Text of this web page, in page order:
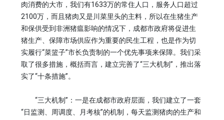
肉消费的大市，我们有1633万的常住人口，服务人口超过
2100万，而且猪肉又是川菜里头的主料，所以在生猪生产
和保供受到非洲猪瘟影响的情况下，成都市政府将促进生
猪生产、保障市场供应作为重要的民生工程，也是作为切
实履行“菜篮子”市长负责制的一个优先事项来保障。我们采
取了很多措施，概括而言，建立完善了“三大机制”，推出落
实了“十条措施”。
“三大机制”：一是在成都市政府层面，我们建立了一套
“日监测、周调度、月考核”的机制，每天监测猪肉的生产和